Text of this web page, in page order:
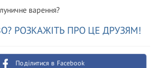
варення?
РОЗКАЖІТЬ ПРО ЦЕ ДРУЗЯМ!
Поділитися в Facebook